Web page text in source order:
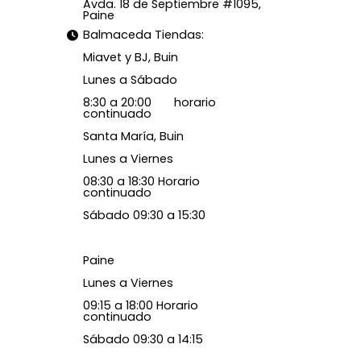
Avda. 18 de Septiembre #1095,
Paine
Balmaceda Tiendas:
Miavet y BJ, Buin
Lunes a Sábado
8:30 a 20:00 horario
continuado
Santa María, Buin
Lunes a Viernes
08:30 a 18:30 Horario
continuado
Sábado 09:30 a 15:30
Paine
Lunes a Viernes
09:15 a 18:00 Horario
continuado
Sábado 09:30 a 14:15